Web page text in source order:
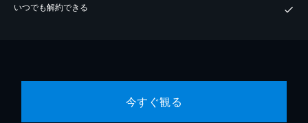
いつでも解約できる
今すぐ観る